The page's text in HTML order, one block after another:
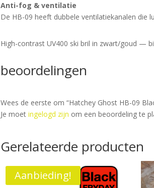
Anti-fog & ventilatie
De HB-09 heeft dubbele ventilatiekanalen
High-contrast UV400 ski bril in zwart/goud —
beoordelingen
Wees de eerste om “Hatchey Ghost HB-09
Je moetingelogd zijn om een beoordeling te
Gerelateerde producten
Aanbieding!